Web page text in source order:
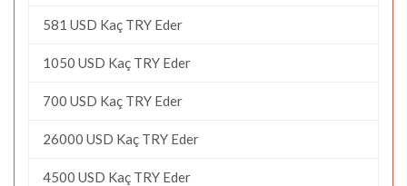
581 USD Kaç TRY Eder
1050 USD Kaç TRY Eder
700 USD Kaç TRY Eder
26000 USD Kaç TRY Eder
4500 USD Kaç TRY Eder